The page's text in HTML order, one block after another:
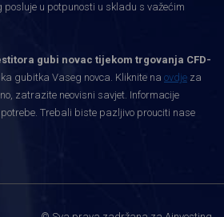
posluje u potpunosti u skladu s važećim
gubi novac tijekom trgovanja CFD-
gubitka Vaseg novca. Kliknite na ovdje za
zatrazite neovisni savjet. Informacije
Trebali biste pazljivo prouciti nase